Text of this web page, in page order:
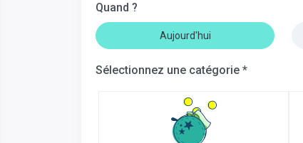
Quand ?
Aujourd'hui
Sélectionnez une catégorie *